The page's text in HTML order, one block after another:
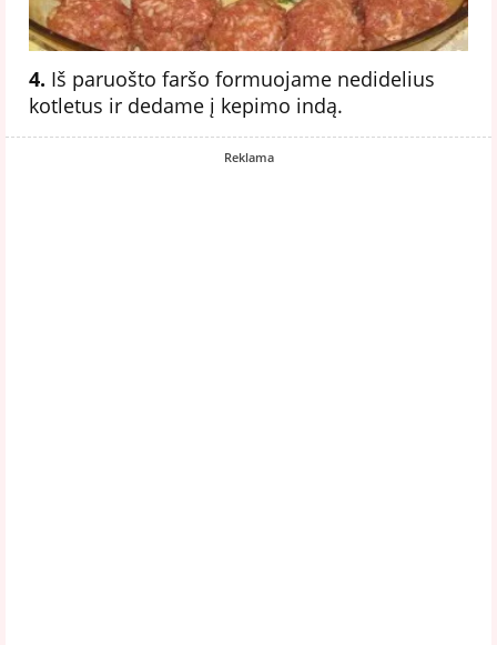
4. Iš paruošto faršo formuojame nedidelius
kotletus ir dedame į kepimo indą.
Reklama